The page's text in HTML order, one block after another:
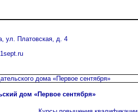
ул. Платовская, д. 4
дома«Первое сентября»
дом «Первое сентября»